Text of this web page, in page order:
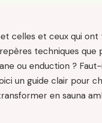
celles et ceux qui
techniques que
ou enduction ?
un guide clair pour
en sauna